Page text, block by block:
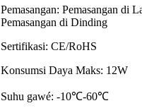
Pemasangan: Pemasangan di
Pemasangan di Dinding
Sertifikasi: CE/RoHS
Konsumsi Daya Maks: 12W
Suhu gawé: -10℃-60℃